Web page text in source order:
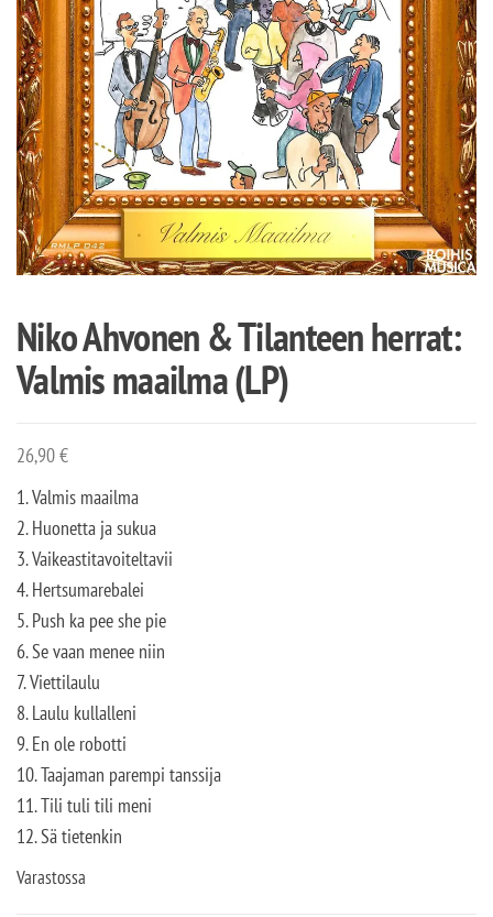
Niko Ahvonen & Tilanteen herrat:
Valmis maailma (LP)
26,90€
1. Valmis maailma
2. Huonetta ja sukua
3. Vaikeastitavoiteltavii
4. Hertsumarebalei
5. Push ka pee she pie
6. Se vaan menee niin
7. Viettilaulu
8. Laulu kullalleni
9. En ole robotti
10. Taajaman parempi tanssija
11. Tili tuli tili meni
12. Sä tietenkin
Varastossa